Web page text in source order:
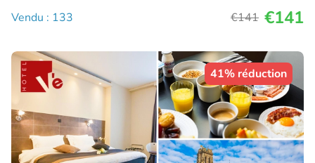
Vendu : 133
€141 €141
41% réduction